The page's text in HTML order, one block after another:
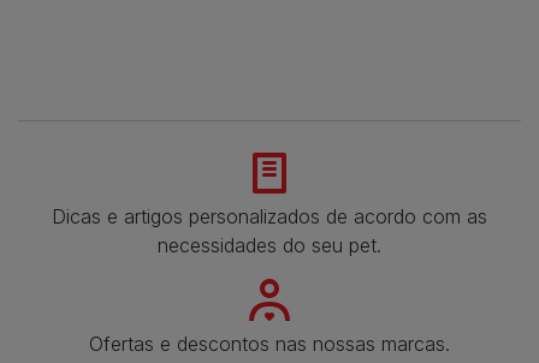
Dicas e artigos personalizados de acordo com as
necessidades do seu pet.
Ofertas e descontos nas nossas marcas.